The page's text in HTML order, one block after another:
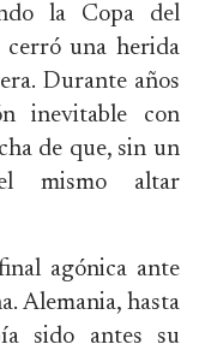
la Copa del
una herida
Durante años
inevitable con
de que, sin un
mismo altar
agónica ante
Alemania, hasta
sido antes su